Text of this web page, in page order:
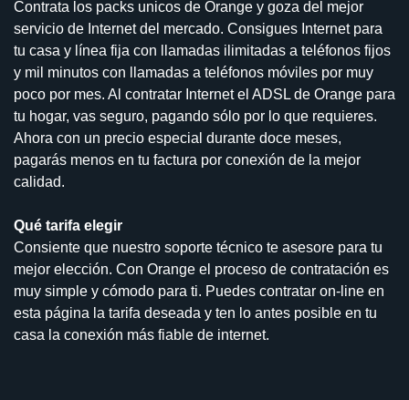
Contrata los packs unicos de Orange y goza del mejor
servicio de Internet del mercado. Consigues Internet para
tu casa y línea fija con llamadas ilimitadas a teléfonos fijos
y mil minutos con llamadas a teléfonos móviles por muy
poco por mes. Al contratar Internet el ADSL de Orange para
tu hogar, vas seguro, pagando sólo por lo que requieres.
Ahora con un precio especial durante doce meses,
pagarás menos en tu factura por conexión de la mejor
calidad.
Qué tarifa elegir
Consiente que nuestro soporte técnico te asesore para tu
mejor elección. Con Orange el proceso de contratación es
muy simple y cómodo para ti. Puedes contratar on-line en
esta página la tarifa deseada y ten lo antes posible en tu
casa la conexión más fiable de internet.